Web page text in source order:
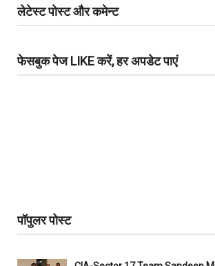
लेटेस्ट पोस्ट और कमेन्ट
फेसबुक पेज LIKE करें, हर अपडेट पाएं
पॉपुलर पोस्ट